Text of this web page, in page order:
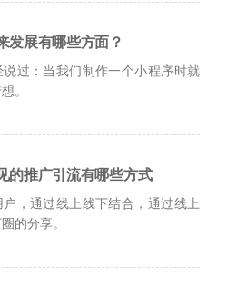
发展有哪些方面？
过：当我们制作一个小程序时就
。
的推广引流有哪些方式
，通过线上线下结合，通过线上
的分享。